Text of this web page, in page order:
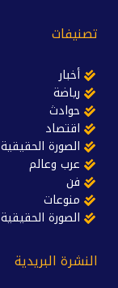
تصنيفات
أخبار
رياضة
حوادث
اقتصاد
الصورة الحقيقية
عرب وعالم
فن
منوعات
الصورة الحقيقية TV
النشرة البريدية